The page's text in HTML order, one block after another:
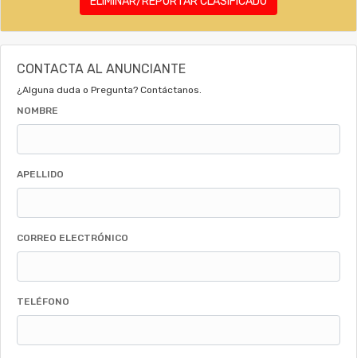
CONTACTA AL ANUNCIANTE
¿Alguna duda o Pregunta? Contáctanos.
NOMBRE
APELLIDO
CORREO ELECTRÓNICO
TELÉFONO